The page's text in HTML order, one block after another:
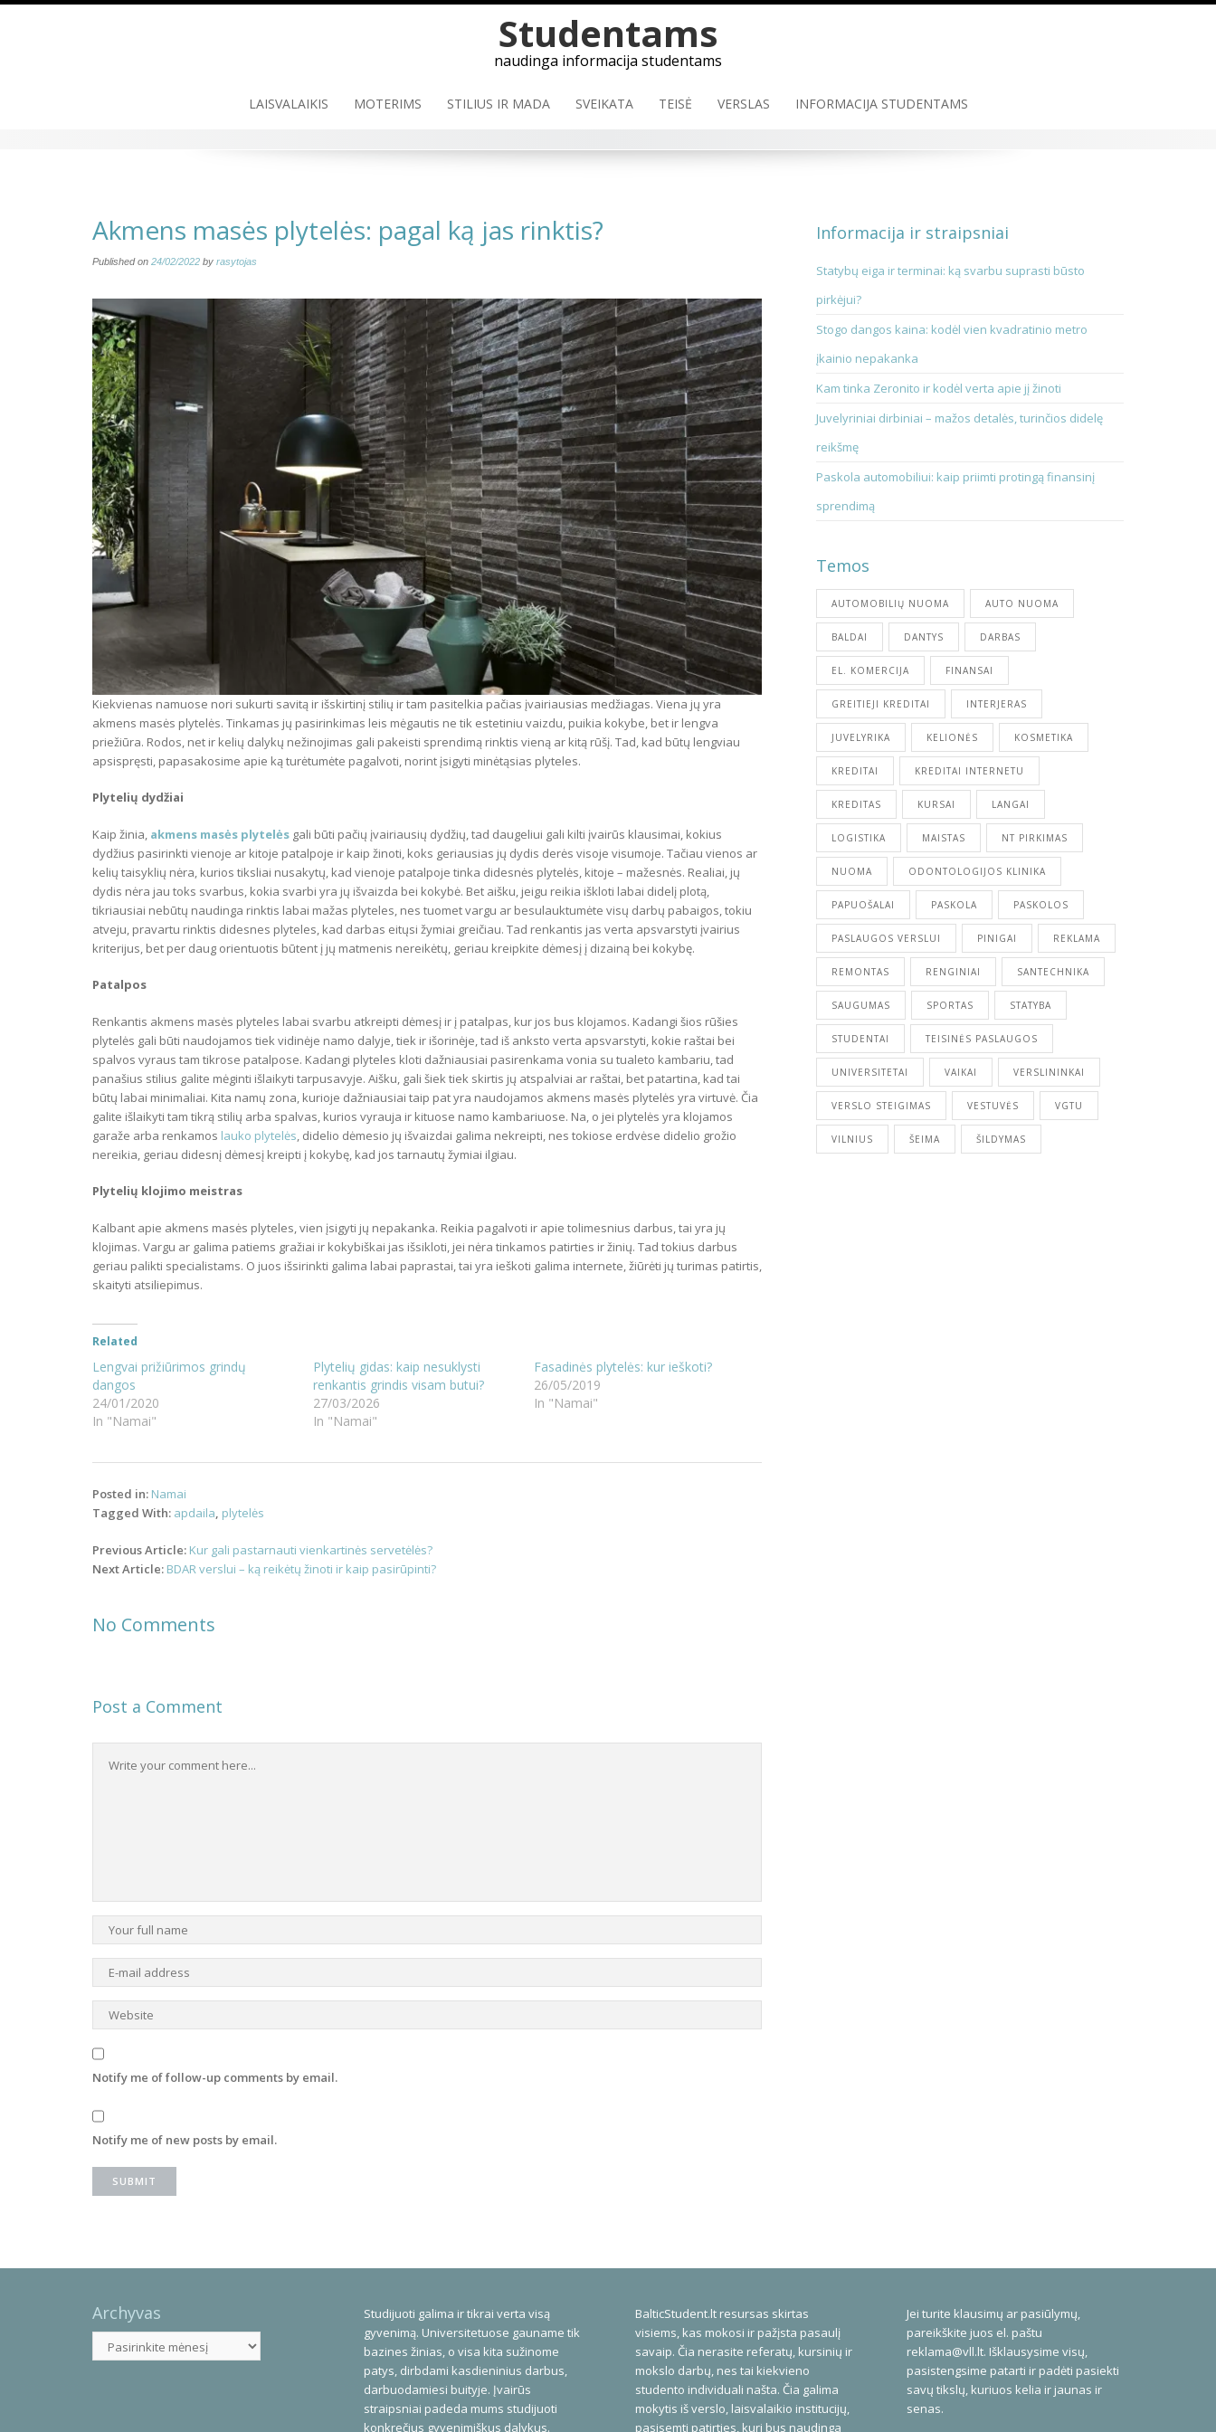
Studentams
naudinga informacija studentams
LAISVALAIKIS MOTERIMS STILIUS IR MADA SVEIKATA TEISĖ VERSLAS INFORMACIJA STUDENTAMS
Akmens masės plytelės: pagal ką jas rinktis?
Published on 24/02/2022 by rasytojas
Kiekvienas namuose nori sukurti savitą ir išskirtinį stilių ir tam pasitelkia pačias įvairiausias medžiagas. Viena jų yra
akmens masės plytelės. Tinkamas jų pasirinkimas leis mėgautis ne tik estetiniu vaizdu, puikia kokybe, bet ir lengva
priežiūra. Rodos, net ir kelių dalykų nežinojimas gali pakeisti sprendimą rinktis vieną ar kitą rūšį. Tad, kad būtų lengviau
apsispręsti, papasakosime apie ką turėtumėte pagalvoti, norint įsigyti minėtąsias plyteles.
Plytelių dydžiai
Kaip žinia, akmens masės plytelės gali būti pačių įvairiausių dydžių, tad daugeliui gali kilti įvairūs klausimai, kokius
dydžius pasirinkti vienoje ar kitoje patalpoje ir kaip žinoti, koks geriausias jų dydis derės visoje visumoje. Tačiau vienos ar
kelių taisyklių nėra, kurios tiksliai nusakytų, kad vienoje patalpoje tinka didesnės plytelės, kitoje – mažesnės. Realiai, jų
dydis nėra jau toks svarbus, kokia svarbi yra jų išvaizda bei kokybė. Bet aišku, jeigu reikia iškloti labai didelį plotą,
tikriausiai nebūtų naudinga rinktis labai mažas plyteles, nes tuomet vargu ar besulauktumėte visų darbų pabaigos, tokiu
atveju, pravartu rinktis didesnes plyteles, kad darbas eitųsi žymiai greičiau. Tad renkantis jas verta apsvarstyti įvairius
kriterijus, bet per daug orientuotis būtent į jų matmenis nereikėtų, geriau kreipkite dėmesį į dizainą bei kokybę.
Patalpos
Renkantis akmens masės plyteles labai svarbu atkreipti dėmesį ir į patalpas, kur jos bus klojamos. Kadangi šios rūšies
plytelės gali būti naudojamos tiek vidinėje namo dalyje, tiek ir išorinėje, tad iš anksto verta apsvarstyti, kokie raštai bei
spalvos vyraus tam tikrose patalpose. Kadangi plyteles kloti dažniausiai pasirenkama vonia su tualeto kambariu, tad
panašius stilius galite mėginti išlaikyti tarpusavyje. Aišku, gali šiek tiek skirtis jų atspalviai ar raštai, bet patartina, kad tai
būtų labai minimaliai. Kita namų zona, kurioje dažniausiai taip pat yra naudojamos akmens masės plytelės yra virtuvė. Čia
galite išlaikyti tam tikrą stilių arba spalvas, kurios vyrauja ir kituose namo kambariuose. Na, o jei plytelės yra klojamos
garaže arba renkamos lauko plytelės, didelio dėmesio jų išvaizdai galima nekreipti, nes tokiose erdvėse didelio grožio
nereikia, geriau didesnį dėmesį kreipti į kokybę, kad jos tarnautų žymiai ilgiau.
Plytelių klojimo meistras
Kalbant apie akmens masės plyteles, vien įsigyti jų nepakanka. Reikia pagalvoti ir apie tolimesnius darbus, tai yra jų
klojimas. Vargu ar galima patiems gražiai ir kokybiškai jas išsikloti, jei nėra tinkamos patirties ir žinių. Tad tokius darbus
geriau palikti specialistams. O juos išsirinkti galima labai paprastai, tai yra ieškoti galima internete, žiūrėti jų turimas patirtis,
skaityti atsiliepimus.
Related
Lengvai prižiūrimos grindų
dangos
24/01/2020
In "Namai"
Plytelių gidas: kaip nesuklysti
renkantis grindis visam butui?
27/03/2026
In "Namai"
Fasadinės plytelės: kur ieškoti?
26/05/2019
In "Namai"
Posted in: Namai
Tagged With: apdaila, plytelės
Post
navigation
Previous Article: Kur gali pastarnauti vienkartinės servetėlės?
Next Article: BDAR verslui – ką reikėtų žinoti ir kaip pasirūpinti?
No Comments
Post a Comment
Notify me of follow-up comments by email.
Notify me of new posts by email.
Informacija ir straipsniai
Statybų eiga ir terminai: ką svarbu suprasti būsto
pirkėjui?
Stogo dangos kaina: kodėl vien kvadratinio metro
įkainio nepakanka
Kam tinka Zeronito ir kodėl verta apie jį žinoti
Juvelyriniai dirbiniai – mažos detalės, turinčios didelę
reikšmę
Paskola automobiliui: kaip priimti protingą finansinį
sprendimą
Temos
AUTOMOBILIŲ NUOMA AUTO NUOMA
BALDAI DANTYS DARBAS
EL. KOMERCIJA FINANSAI
GREITIEJI KREDITAI INTERJERAS
JUVELYRIKA KELIONĖS KOSMETIKA
KREDITAI KREDITAI INTERNETU
KREDITAS KURSAI LANGAI
LOGISTIKA MAISTAS NT PIRKIMAS
NUOMA ODONTOLOGIJOS KLINIKA
PAPUOŠALAI PASKOLA PASKOLOS
PASLAUGOS VERSLUI PINIGAI REKLAMA
REMONTAS RENGINIAI SANTECHNIKA
SAUGUMAS SPORTAS STATYBA
STUDENTAI TEISINĖS PASLAUGOS
UNIVERSITETAI VAIKAI VERSLININKAI
VERSLO STEIGIMAS VESTUVĖS VGTU
VILNIUS ŠEIMA ŠILDYMAS
Archyvas
Archyvas
Studijuoti galima ir tikrai verta visą
gyvenimą. Universitetuose gauname tik
bazines žinias, o visa kita sužinome
patys, dirbdami kasdieninius darbus,
darbuodamiesi buityje. Įvairūs
straipsniai padeda mums studijuoti
konkrečius gyvenimiškus dalykus.
BalticStudent.lt resursas skirtas
visiems, kas mokosi ir pažįsta pasaulį
savaip. Čia nerasite referatų, kursinių ir
mokslo darbų, nes tai kiekvieno
studento individuali našta. Čia galima
mokytis iš verslo, laisvalaikio institucijų,
pasisemti patirties, kuri bus naudinga
Jei turite klausimų ar pasiūlymų,
pareikškite juos el. paštu
reklama@vll.lt. Išklausysime visų,
pasistengsime patarti ir padėti pasiekti
savų tikslų, kuriuos kelia ir jaunas ir
senas.